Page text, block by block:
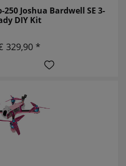
250 Joshua Bardwell SE 3-
DIY Kit
329,90 *